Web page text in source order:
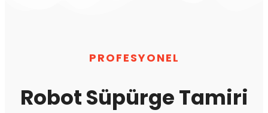
PROFESYONEL
Robot Süpürge Tamiri